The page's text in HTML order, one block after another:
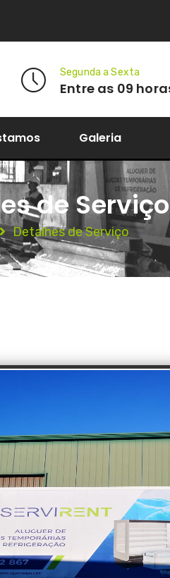
Segunda a Sexta
Entre as 09
Galeria
de Serviço
Detalhes de Serviço